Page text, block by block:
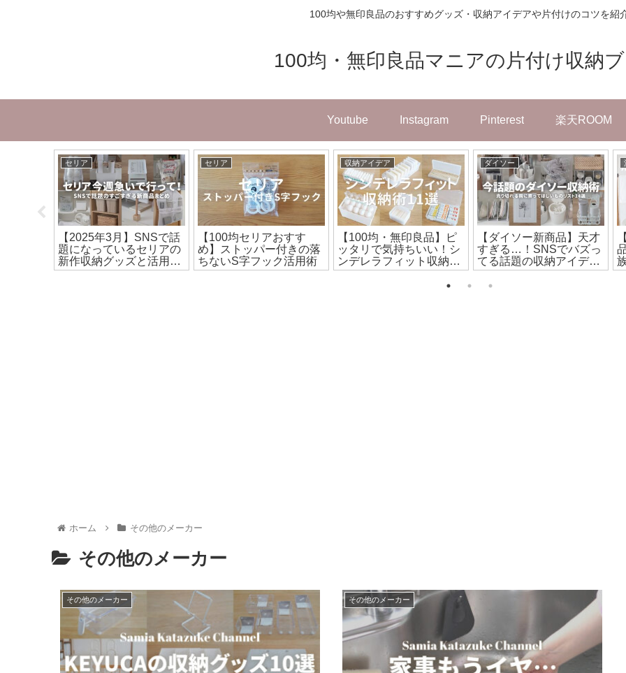
100均や無印良品のおすすめグッズ・収納アイデアや片付けのコツを紹
100均・無印良品マニアの片付け収納
Youtube Instagram Pinterest 楽天ROOM
セリア
【2025年3月】SNSで話
題になっているセリアの
新作収納グッズと活用ア
イデア
セリア
【100均セリアおすす
め】ストッパー付きの落
ちないS字フック活用術
収納アイデア
【100均・無印良品】ピ
ッタリで気持ちいい！シ
ンデレラフィット収納ア
イデア10選
ダイソー
【ダイソー新商品】天才
すぎる…！SNSでバズっ
てる話題の収納アイデア
総集編
ホーム その他のメーカー
その他のメーカー
その他のメーカー その他のメーカー